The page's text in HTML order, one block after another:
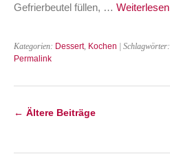
Gefrierbeutel füllen, … Weiterlesen
Kategorien: Dessert, Kochen | Schlagwörter:
Permalink
← Ältere Beiträge